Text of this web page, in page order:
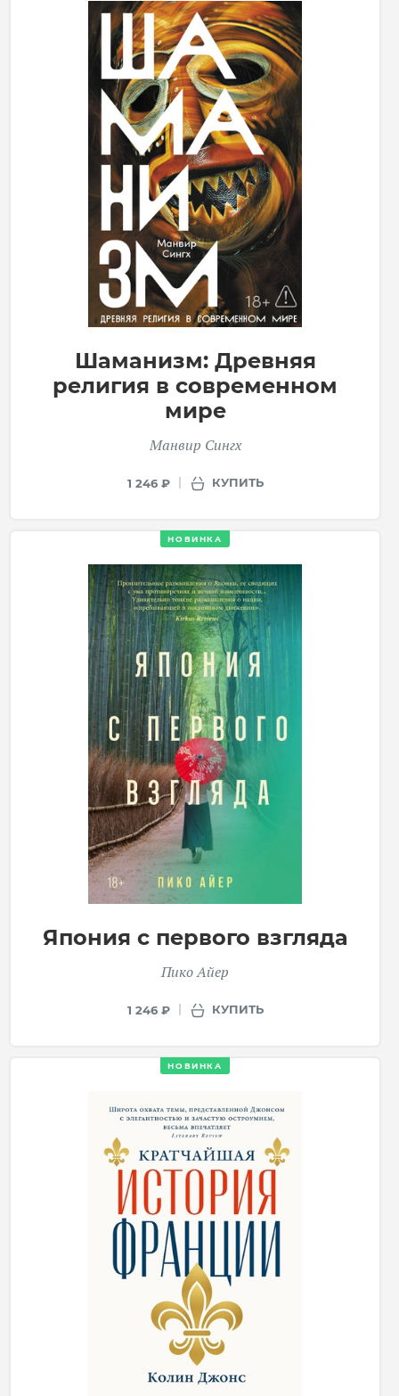
Шаманизм: Древняя
религия в современном
мире
Манвир Сингх
1 246 ₽ КУПИТЬ
НОВИНКА
Япония с первого взгляда
Пико Айер
1 246 ₽ КУПИТЬ
НОВИНКА